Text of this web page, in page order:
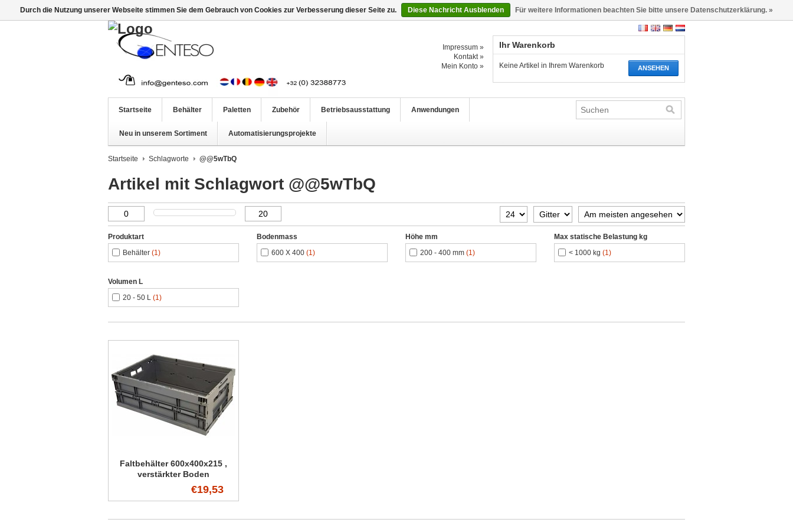
Impressum »
Kontakt »
Mein Konto »
Ihr Warenkorb
ANSEHEN
Keine Artikel in Ihrem Warenkorb
Startseite Behälter Paletten Zubehör Betriebsausstattung Anwendungen
Neu in unserem Sortiment Automatisierungsprojekte
Startseite Schlagworte @@5wTbQ
Artikel mit Schlagwort @@5wTbQ
Produktart
Behälter (1)
Bodenmass
600 X 400 (1)
Höhe mm
200 - 400 mm (1)
Max statische Belastung kg
< 1000 kg (1)
Volumen L
20 - 50 L (1)
Faltbehälter 600x400x215 ,
verstärkter Boden
€19,53
Durch die Nutzung unserer Webseite stimmen Sie dem Gebrauch von Cookies zur Verbesserung dieser Seite zu. Diese Nachricht Ausblenden Für weitere Informationen beachten Sie bitte unsere Datenschutzerklärung. »